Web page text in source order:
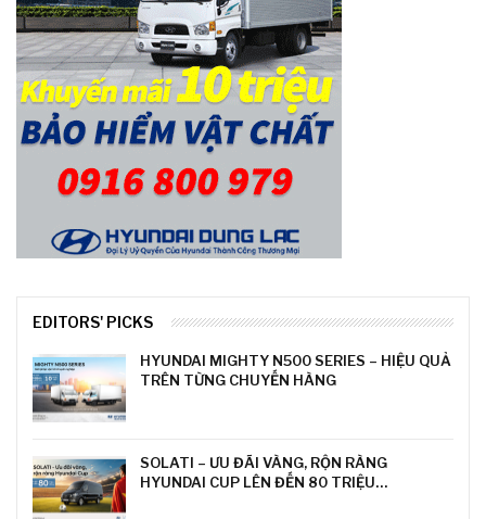
EDITORS' PICKS
HYUNDAI MIGHTY N500 SERIES – HIỆU QUẢ
TRÊN TỪNG CHUYẾN HÀNG
SOLATI – ƯU ĐÃI VÀNG, RỘN RÀNG
HYUNDAI CUP LÊN ĐẾN 80 TRIỆU…